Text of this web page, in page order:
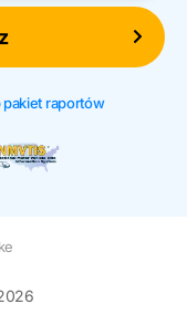
pakiet raportów